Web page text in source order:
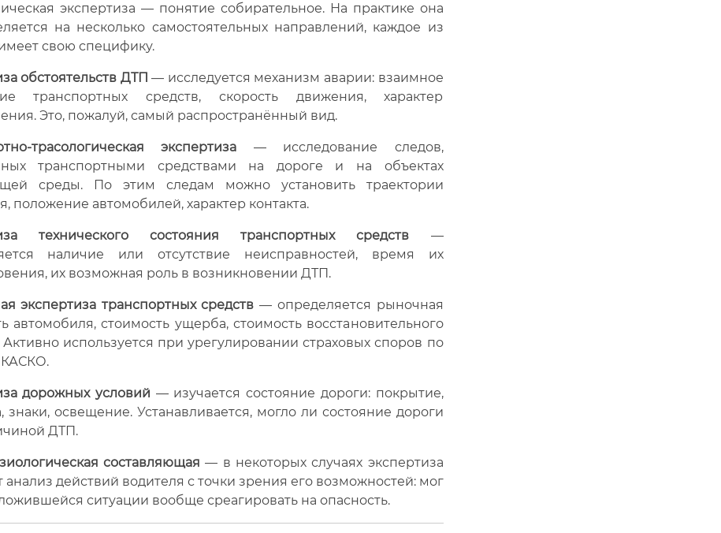
экспертиза — понятие собирательное. На практике она
на несколько самостоятельных направлений, каждое из
свою специфику.
обстоятельств ДТП — исследуется механизм аварии: взаимное
транспортных средств, скорость движения, характер
Это, пожалуй, самый распространённый вид.
трасологическая экспертиза — исследование следов,
транспортными средствами на дороге и на объектах
среды. По этим следам можно установить траектории
положение автомобилей, характер контакта.
технического состояния транспортных средств —
наличие или отсутствие неисправностей, время их
их возможная роль в возникновении ДТП.
экспертиза транспортных средств — определяется рыночная
автомобиля, стоимость ущерба, стоимость восстановительного
используется при урегулировании страховых споров по
дорожных условий — изучается состояние дороги: покрытие,
знаки, освещение. Устанавливается, могло ли состояние дороги
ДТП.
составляющая — в некоторых случаях экспертиза
анализ действий водителя с точки зрения его возможностей: мог
ситуации вообще среагировать на опасность.